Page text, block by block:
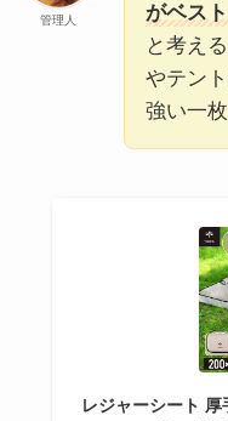
管理人
がベス
と考え
やテン
強い一枚
レジャーシート